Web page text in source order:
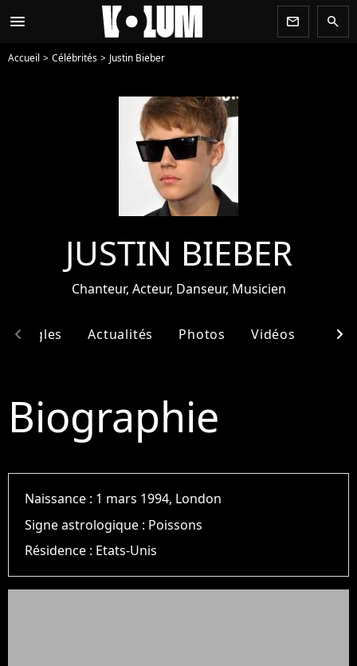
menu newsletter search
Accueil Célébrités Justin Bieber
JUSTIN BIEBER
Chanteur, Acteur, Danseur, Musicien
Singles Actualités Photos Vidéos
chevron_left chevron_right
Biographie
Naissance : 1 mars 1994, London
Signe astrologique : Poissons
Résidence : Etats-Unis